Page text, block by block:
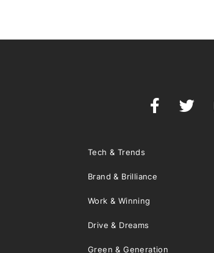
Tech & Trends
Brand & Brilliance
Work & Winning
Drive & Dreams
Green & Generation